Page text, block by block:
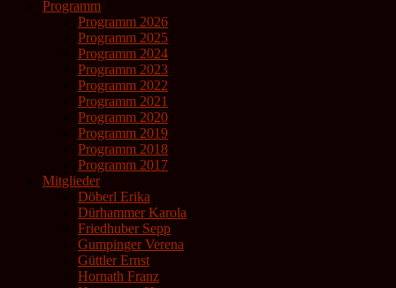
Programm
Programm 2026
Programm 2025
Programm 2024
Programm 2023
Programm 2022
Programm 2021
Programm 2020
Programm 2019
Programm 2018
Programm 2017
Mitglieder
Döberl Erika
Dürhammer Karola
Friedhuber Sepp
Gumpinger Verena
Güttler Ernst
Hornath Franz